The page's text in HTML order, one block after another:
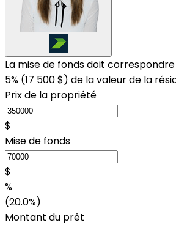
La mise de fonds doit
5% (17 500 $) de la valeur de la
Prix de la propriété
$
Mise de fonds
$
%
(20.0%)
Montant du prêt